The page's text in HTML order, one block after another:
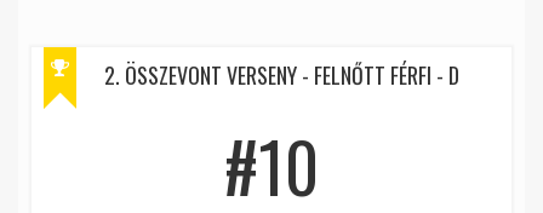
2. ÖSSZEVONT VERSENY - FELNŐTT FÉRFI - D
#10